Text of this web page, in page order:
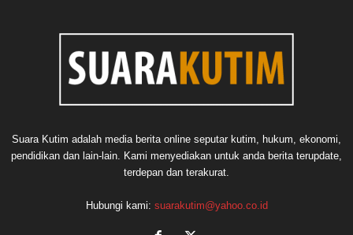
Suara Kutim adalah media berita online seputar kutim, hukum, ekonomi,
pendidikan dan lain-lain. Kami menyediakan untuk anda berita terupdate,
terdepan dan terakurat.
Hubungi kami: suarakutim@yahoo.co.id